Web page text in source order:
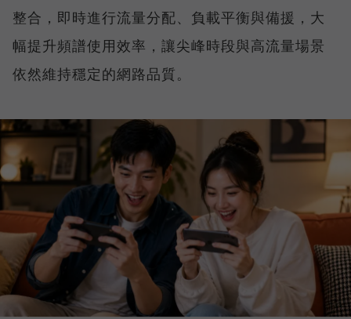
整合，即時進行流量分配、負載平衡與備援，大
幅提升頻譜使用效率，讓尖峰時段與高流量場景
依然維持穩定的網路品質。